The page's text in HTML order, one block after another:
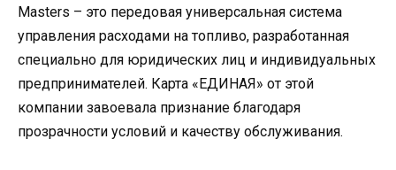
Masters – это передовая универсальная система
управления расходами на топливо, разработанная
специально для юридических лиц и индивидуальных
предпринимателей. Карта «ЕДИНАЯ» от этой
компании завоевала признание благодаря
прозрачности условий и качеству обслуживания.